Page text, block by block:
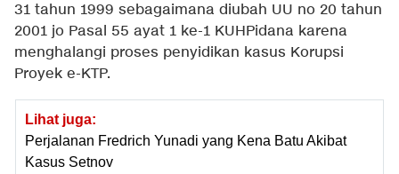
31 tahun 1999 sebagaimana diubah UU no 20 tahun
2001 jo Pasal 55 ayat 1 ke-1 KUHPidana karena
menghalangi proses penyidikan kasus Korupsi
Proyek e-KTP.
Lihat juga:
Perjalanan Fredrich Yunadi yang Kena Batu Akibat
Kasus Setnov